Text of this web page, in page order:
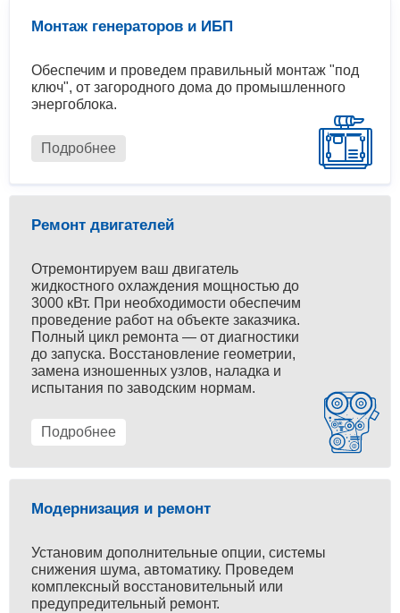
Монтаж генераторов и ИБП
Обеспечим и проведем правильный монтаж "под
ключ", от загородного дома до промышленного
энергоблока.
Подробнее
Ремонт двигателей
Отремонтируем ваш двигатель
жидкостного охлаждения мощностью до
3000 кВт. При необходимости обеспечим
проведение работ на объекте заказчика.
Полный цикл ремонта — от диагностики
до запуска. Восстановление геометрии,
замена изношенных узлов, наладка и
испытания по заводским нормам.
Подробнее
Модернизация и ремонт
Установим дополнительные опции, системы
снижения шума, автоматику. Проведем
комплексный восстановительный или
предупредительный ремонт.